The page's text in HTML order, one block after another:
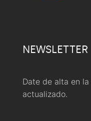
NEWSLETTER
Date de alta en
actualizado.